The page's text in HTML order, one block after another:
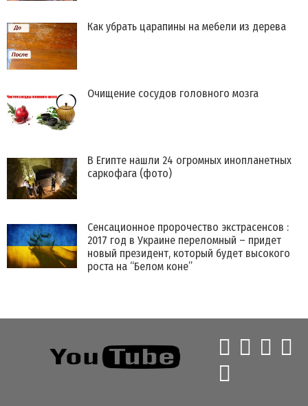
Как убрать царапины на мебели из дерева
Очищение сосудов головного мозга
В Египте нашли 24 огромных инопланетных
саркофага (фото)
Сенсационное пророчество экстрасенсов :
2017 год в Украине переломный – придет
новый президент, который будет высокого
роста на “Белом коне”